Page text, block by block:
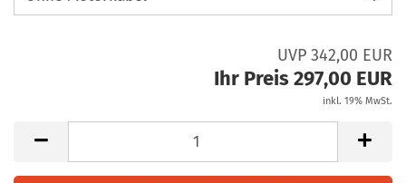
UVP 342,00 EUR
Ihr Preis 297,00 EUR
inkl. 19% MwSt.